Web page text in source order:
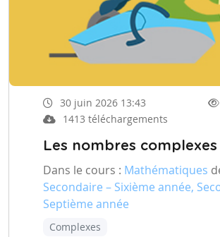
30 juin 2026 13:43
1413 téléchargements
Les nombres complexes
Dans le cours : Mathématiques
Secondaire – Sixième année,
Septième année
Complexes